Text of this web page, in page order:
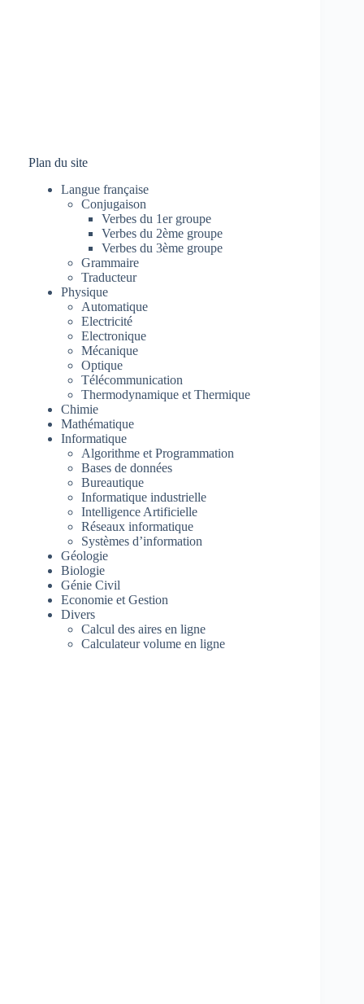
Plan du site
Langue française
Conjugaison
Verbes du 1er groupe
Verbes du 2ème groupe
Verbes du 3ème groupe
Grammaire
Traducteur
Physique
Automatique
Electricité
Electronique
Mécanique
Optique
Télécommunication
Thermodynamique et Thermique
Chimie
Mathématique
Informatique
Algorithme et Programmation
Bases de données
Bureautique
Informatique industrielle
Intelligence Artificielle
Réseaux informatique
Systèmes d’information
Géologie
Biologie
Génie Civil
Economie et Gestion
Divers
Calcul des aires en ligne
Calculateur volume en ligne